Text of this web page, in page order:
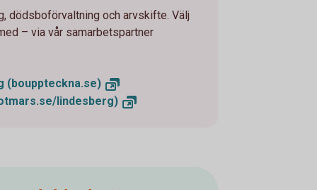
dödsboförvaltning och arvskifte. Välj
– via vår samarbetspartner
(bouppteckna.se)
lindesberg)